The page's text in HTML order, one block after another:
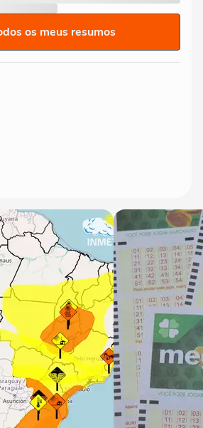
os meus resumos